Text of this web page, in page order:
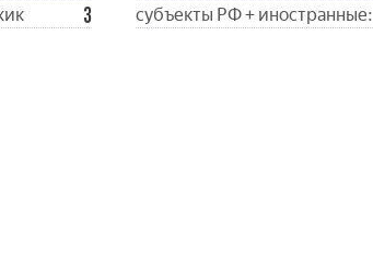
3 субъекты РФ + иностранные: